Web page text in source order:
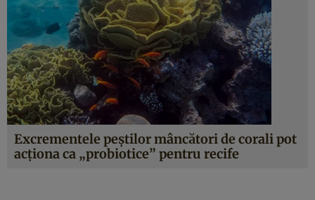
Excrementele peștilor mâncători de corali pot
acționa ca „probiotice” pentru recife